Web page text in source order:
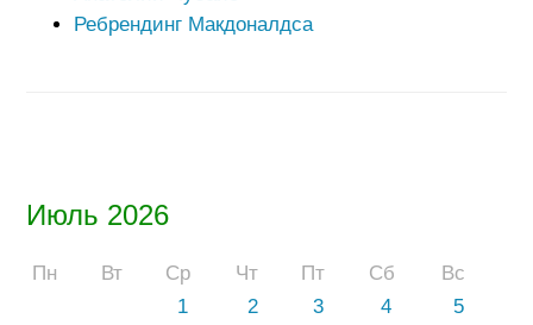
Июль 2026
Пн Вт Ср Чт Пт Сб
Вс
1
2 3 4
5
Ребрендинг Макдоналдса